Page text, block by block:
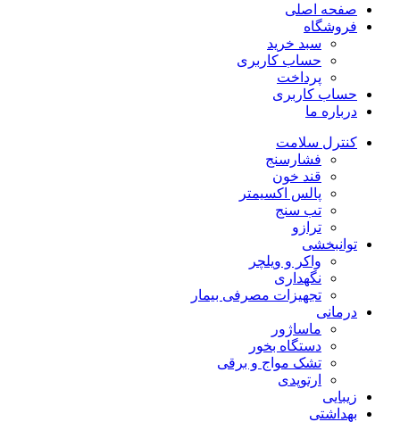
صفحه اصلی
فروشگاه
سبد خرید
حساب کاربری
پرداخت
حساب کاربری
درباره ما
کنترل سلامت
فشارسنج
قند خون
پالس اکسیمتر
تب سنج
ترازو
توانبخشی
واکر و ویلچر
نگهداری
تجهیزات مصرفی بیمار
درمانی
ماساژور
دستگاه بخور
تشک مواج و برقی
ارتوپدی
زیبایی
بهداشتی